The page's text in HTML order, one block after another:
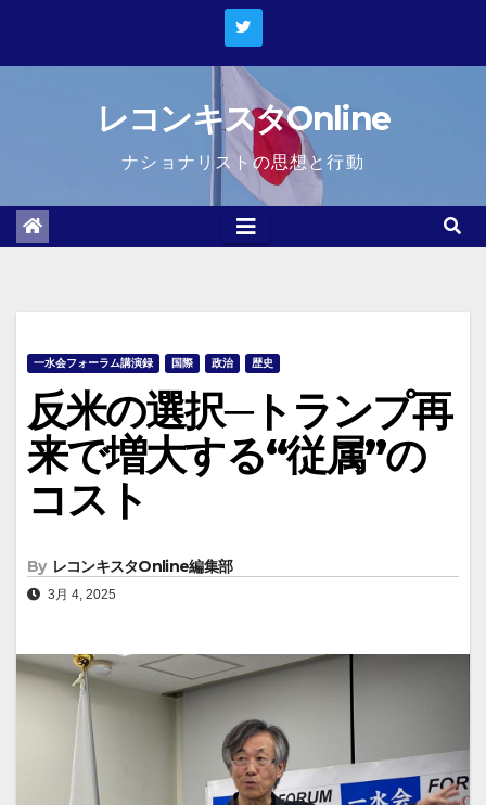
レコンキスタOnline
ナショナリストの思想と行動
一水会フォーラム講演録 国際 政治 歴史
反米の選択─トランプ再
来で増大する“従属”の
コスト
By レコンキスタOnline編集部
3月 4, 2025